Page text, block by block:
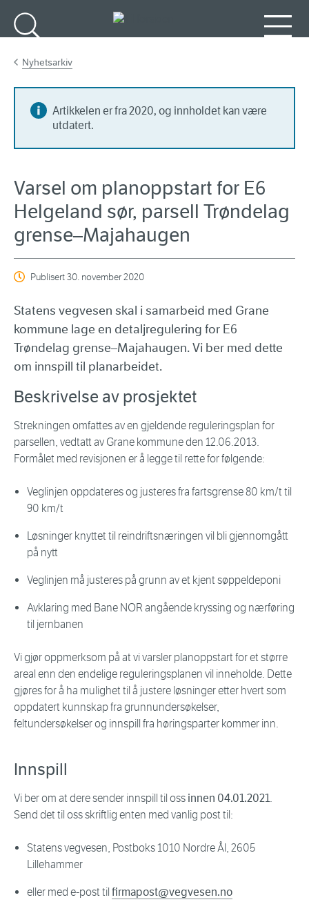
Nyhetsarkiv
Artikkelen er fra 2020, og innholdet kan være
utdatert.
Varsel om planoppstart for E6
Helgeland sør, parsell Trøndelag
grense–Majahaugen
Publisert30. november 2020
Statens vegvesen skal i samarbeid med Grane
kommune lage en detaljregulering for E6
Trøndelag grense–Majahaugen. Vi ber med dette
om innspill til planarbeidet.
Beskrivelse av prosjektet
Strekningen omfattes av en gjeldende reguleringsplan for
parsellen, vedtatt av Grane kommune den 12.06.2013.
Formålet med revisjonen er å legge til rette for følgende:
Veglinjen oppdateres og justeres fra fartsgrense 80 km/t til
90 km/t
Løsninger knyttet til reindriftsnæringen vil bli gjennomgått
på nytt
Veglinjen må justeres på grunn av et kjent søppeldeponi
Avklaring med Bane NOR angående kryssing og nærføring
til jernbanen
Vi gjør oppmerksom på at vi varsler planoppstart for et større
areal enn den endelige reguleringsplanen vil inneholde. Dette
gjøres for å ha mulighet til å justere løsninger etter hvert som
oppdatert kunnskap fra grunnundersøkelser,
feltundersøkelser og innspill fra høringsparter kommer inn.
Innspill
Vi ber om at dere sender innspill til oss innen 04.01.2021.
Send det til oss skriftlig enten med vanlig post til:
Statens vegvesen, Postboks 1010 Nordre Ål, 2605
Lillehammer
eller med e-post til firmapost@vegvesen.no